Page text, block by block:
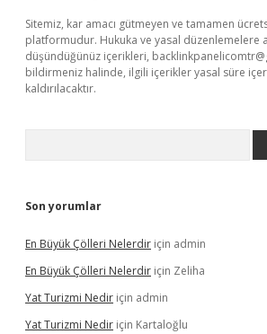
Sitemiz, kar amacı gütmeyen ve tamamen
platformudur. Hukuka ve yasal düzenlemelere
düşündüğünüz içerikleri,
bildirmeniz halinde, ilgili içerikler yasal süre
kaldırılacaktır.
Son yorumlar
En Büyük Çölleri Nelerdir için admin
En Büyük Çölleri Nelerdir için Zeliha
Yat Turizmi Nedir için admin
Yat Turizmi Nedir için Kartaloğlu